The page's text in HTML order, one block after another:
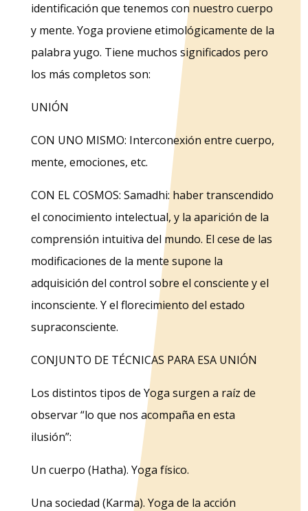
identificación que tenemos con nuestro cuerpo
y mente. Yoga proviene etimológicamente de la
palabra yugo. Tiene muchos significados pero
los más completos son:
UNIÓN
CON UNO MISMO: Interconexión entre cuerpo,
mente, emociones, etc.
CON EL COSMOS: Samadhi: haber transcendido
el conocimiento intelectual, y la aparición de la
comprensión intuitiva del mundo. El cese de las
modificaciones de la mente supone la
adquisición del control sobre el consciente y el
inconsciente. Y el florecimiento del estado
supraconsciente.
CONJUNTO DE TÉCNICAS PARA ESA UNIÓN
Los distintos tipos de Yoga surgen a raíz de
observar “lo que nos acompaña en esta
ilusión”:
Un cuerpo (Hatha). Yoga físico.
Una sociedad (Karma). Yoga de la acción